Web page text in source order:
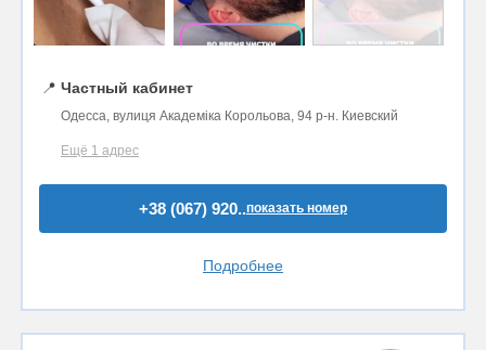
📍 Частный кабинет
Одесса, вулиця Академіка Корольова, 94 р-н. Киевский
Ещё 1 адрес
+38 (067) 920..показать номер
Подробнее